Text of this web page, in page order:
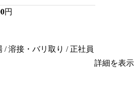
円
/ 溶接・バリ取り / 正社員
詳細を表示